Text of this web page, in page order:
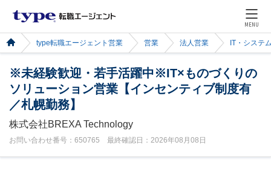
MENU
type転職エージェント営業 営業 法人営業 IT・システ
※未経験歓迎・若手活躍中※IT×ものづくりの
ソリューション営業【インセンティブ制度有
／札幌勤務】
株式会社BREXA Technology
お問い合わせ番号：650765 最終確認日：2026年08月08日